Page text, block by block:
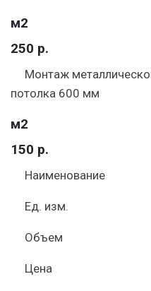
м2
250 р.
Монтаж
потолка 600 мм
м2
150 р.
Наименование
Ед. изм.
Объем
Цена